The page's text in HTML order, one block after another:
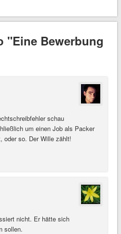
"Eine Bewerbung
schau
um einen Job als Packer
oder so. Der Wille zählt!
nicht. Er hätte sich
sollen.